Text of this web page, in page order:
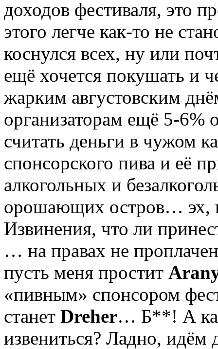
доходов фестиваля, это
этого легче как-то не
коснулся всех, ну или
ещё хочется покушать и
жарким августовским
организаторам ещё 5-6%
считать деньги в чужом
спонсорского пива и её
алкогольных и
орошающих остров… эх,
Извинения, что ли
… на правах не
пусть меня простит
«пивным» спонсором
станет Dreher… Б**! А
извениться? Ладно, идём